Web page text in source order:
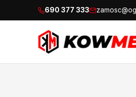
690 377 333